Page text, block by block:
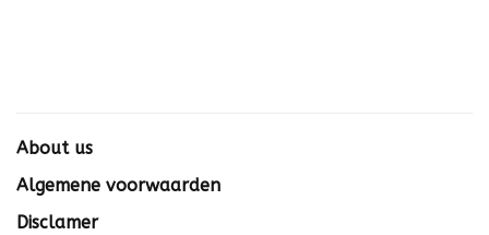
About us
Algemene voorwaarden
Disclamer